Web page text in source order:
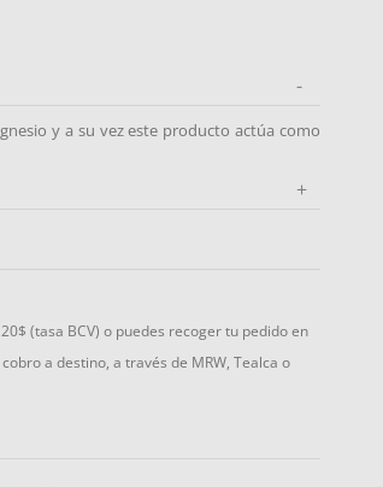
-
y a su vez este producto actúa como
+
(tasa BCV) o puedes recoger tu pedido en
a destino, a través de MRW, Tealca o